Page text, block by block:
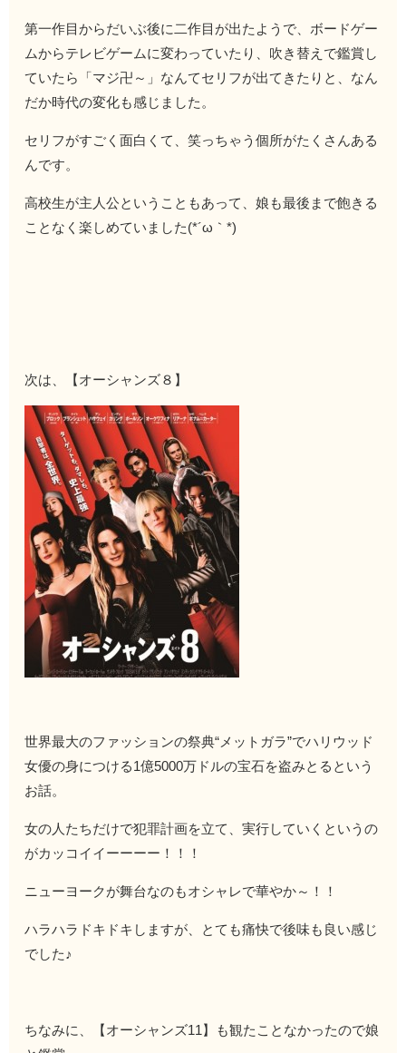
第一作目からだいぶ後に二作目が出たようで、ボードゲー
ムからテレビゲームに変わっていたり、吹き替えで鑑賞し
ていたら「マジ卍～」なんてセリフが出てきたりと、なん
だか時代の変化も感じました。
セリフがすごく面白くて、笑っちゃう個所がたくさんある
んです。
高校生が主人公ということもあって、娘も最後まで飽きる
ことなく楽しめていました(*´ω｀*)
次は、【オーシャンズ８】
世界最大のファッションの祭典“メットガラ”でハリウッド
女優の身につける1億5000万ドルの宝石を盗みとるという
お話。
女の人たちだけで犯罪計画を立て、実行していくというの
がカッコイイーーーー！！！
ニューヨークが舞台なのもオシャレで華やか～！！
ハラハラドキドキしますが、とても痛快で後味も良い感じ
でした♪
ちなみに、【オーシャンズ11】も観たことなかったので娘